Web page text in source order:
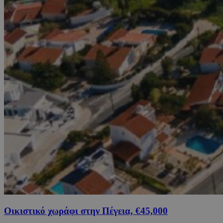
Οικιστικό χωράφι στην Πέγεια, €45,000